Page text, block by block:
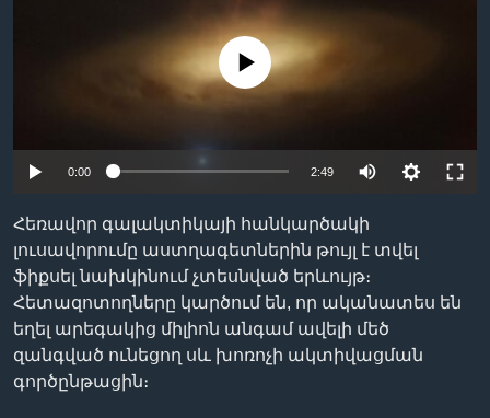
No media source currently available
0:00 2:49
Հեռավոր գալակտիկայի հանկարծակի
լուսավորումը աստղագետներին թույլ է տվել
ֆիքսել նախկինում չտեսնված երևույթ։
Հետազոտողները կարծում են, որ ականատես են
եղել արեգակից միլիոն անգամ ավելի մեծ
զանգված ունեցող սև խոռոչի ակտիվացման
գործընթացին։